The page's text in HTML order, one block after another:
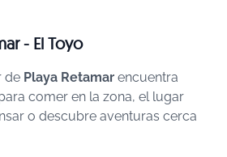
- El Toyo
de Playa Retamar encuentra
comer en la zona, el lugar
o descubre aventuras cerca